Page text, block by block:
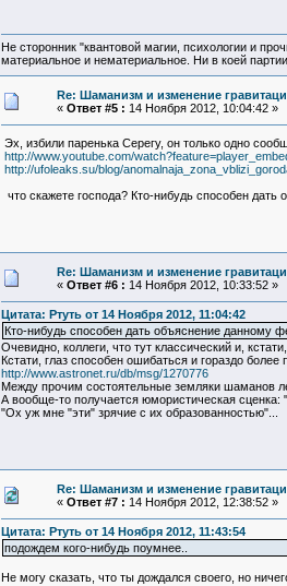
Не сторонник "квантовой магии, психологии и
материальное и нематериальное. Ни в коей
Re: Шаманизм и изменение
« Ответ #5 : 14 Ноября 2012, 10:04:42 »
Эх, избили паренька Серегу, он только одно
http://www.youtube.com/
http://ufoleaks.su/blog/
что скажете господа? Кто-нибудь способен
Re: Шаманизм и изменение
« Ответ #6 : 14 Ноября 2012, 10:33:52 »
Цитата: Ртуть от 14 Ноября 2012, 11:04:42
Кто-нибудь способен дать объяснение данному
Очевидно, коллеги, что тут классический и,
Кстати, глаз способен ошибаться и гораздо
http://www.astronet.ru/db/msg/1270776
Между прочим состоятельные земляки шаманов
А вообще-то получается юмористическая
"Ох уж мне "эти" зрячие с их образованностью"...
Re: Шаманизм и изменение
« Ответ #7 : 14 Ноября 2012, 12:38:52 »
Цитата: Ртуть от 14 Ноября 2012, 11:43:54
подождем кого-нибудь поумнее..
Не могу сказать, что ты дождался своего, но